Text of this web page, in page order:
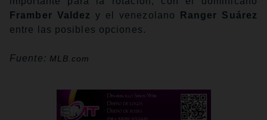
Framber Valdez y el venezolano
Ranger Suárez
entre las posibles opciones.
Fuente: MLB.com